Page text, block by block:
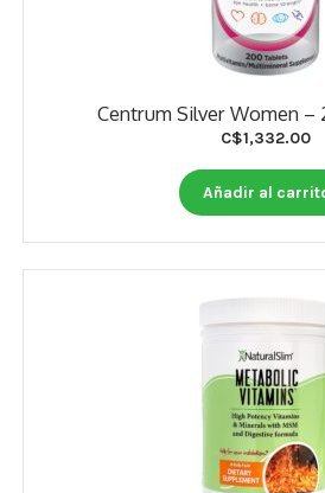
Centrum Silver Women –
C$1,332.00
Añadir al